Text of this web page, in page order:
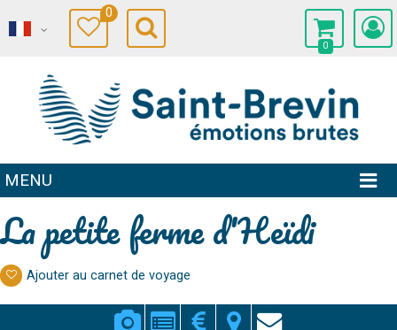
0
0
MENU
La petite ferme d'Heïdi
Ajouter au carnet de voyage